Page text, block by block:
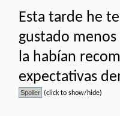
Esta tarde he
gustado
la habían
expectativas
(click to show/hide)